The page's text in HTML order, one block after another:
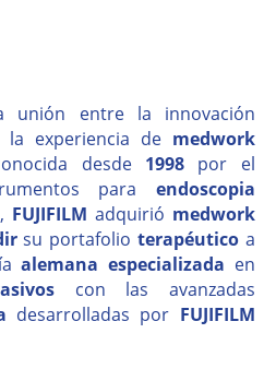
entre la innovación
experiencia de medwork
desde 1998 por el
para endoscopia
, FUJIFILM adquirió medwork
su portafolioterapéutico a
alemana especializada en
con las avanzadas
desarrolladas por FUJIFILM